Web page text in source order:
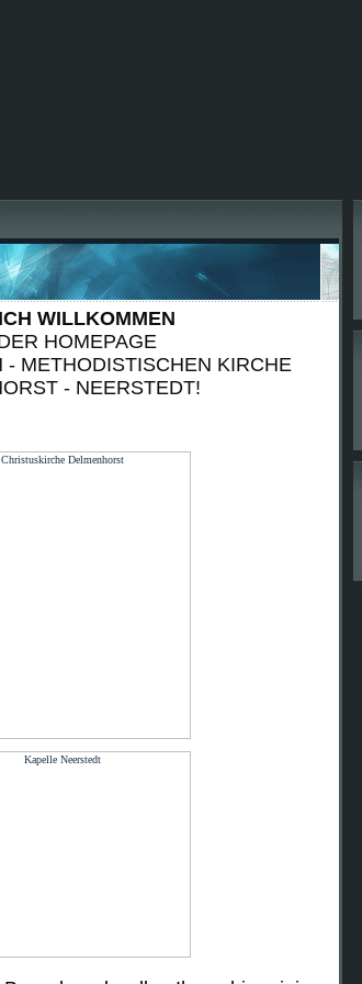
WILLKOMMEN
HOMEPAGE
- METHODISTISCHEN KIRCHE
- NEERSTEDT!